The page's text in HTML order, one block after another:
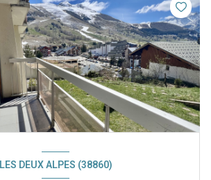
LES DEUX ALPES (38860)